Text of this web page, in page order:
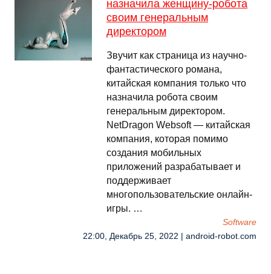
назначила женщину-робота
своим генеральным
директором
Звучит как страница из научно-
фантастического романа,
китайская компания только что
назначила робота своим
генеральным директором.
NetDragon Websoft — китайская
компания, которая помимо
создания мобильных
приложений разрабатывает и
поддерживает
многопользовательские онлайн-
игры. …
Software
22:00, Декабрь 25, 2022 | android-robot.com